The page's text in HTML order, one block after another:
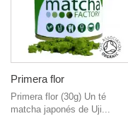
Primera flor
Primera flor (30g) Un té
matcha japonés de Uji...